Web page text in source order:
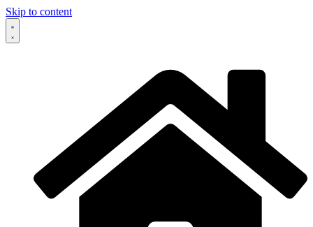
Skip to content